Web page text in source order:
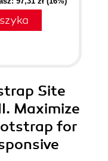
Site
Maximize
for